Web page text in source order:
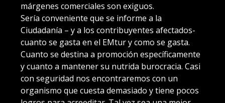
márgenes comerciales son exiguos.
Sería conveniente que se informe a la
Ciudadanía – y a los contribuyentes afectados-
cuanto se gasta en el EMtur y como se gasta.
Cuanto se destina a promoción específicamente
y cuanto a mantener su nutrida burocracia. Casi
con seguridad nos encontraremos con un
organismo que cuesta demasiado y tiene pocos